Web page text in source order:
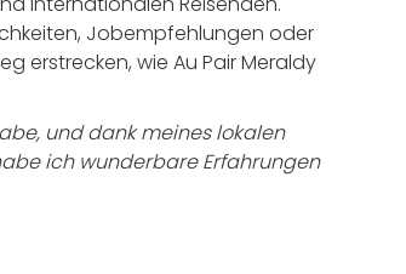
Jobempfehlungen oder
erstrecken, wie Au Pair Meraldy
und dank meines lokalen
ich wunderbare Erfahrungen